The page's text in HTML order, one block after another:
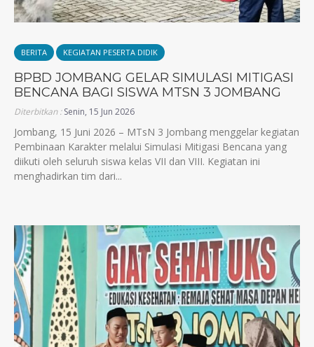
BERITA KEGIATAN PESERTA DIDIK
BPBD JOMBANG GELAR SIMULASI MITIGASI
BENCANA BAGI SISWA MTSN 3 JOMBANG
Diterbitkan :Senin, 15 Jun 2026
Jombang, 15 Juni 2026 – MTsN 3 Jombang menggelar kegiatan
Pembinaan Karakter melalui Simulasi Mitigasi Bencana yang
diikuti oleh seluruh siswa kelas VII dan VIII. Kegiatan ini
menghadirkan tim dari...